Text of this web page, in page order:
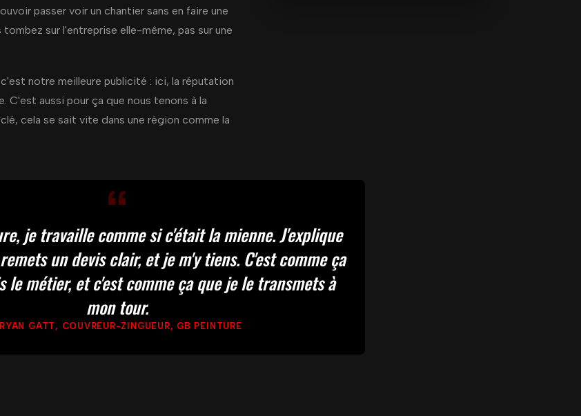
passer voir un chantier sans en faire une
sur l'entreprise elle-même, pas sur une
notre meilleure publicité : ici, la réputation
C'est aussi pour ça que nous tenons à la
cela se sait vite dans une région comme la
je travaille comme si c'était la mienne. J'explique
un devis clair, et je m'y tiens. C'est comme ça
le métier, et c'est comme ça que je le transmets à
mon tour.
GATT, COUVREUR-ZINGUEUR, GB PEINTURE